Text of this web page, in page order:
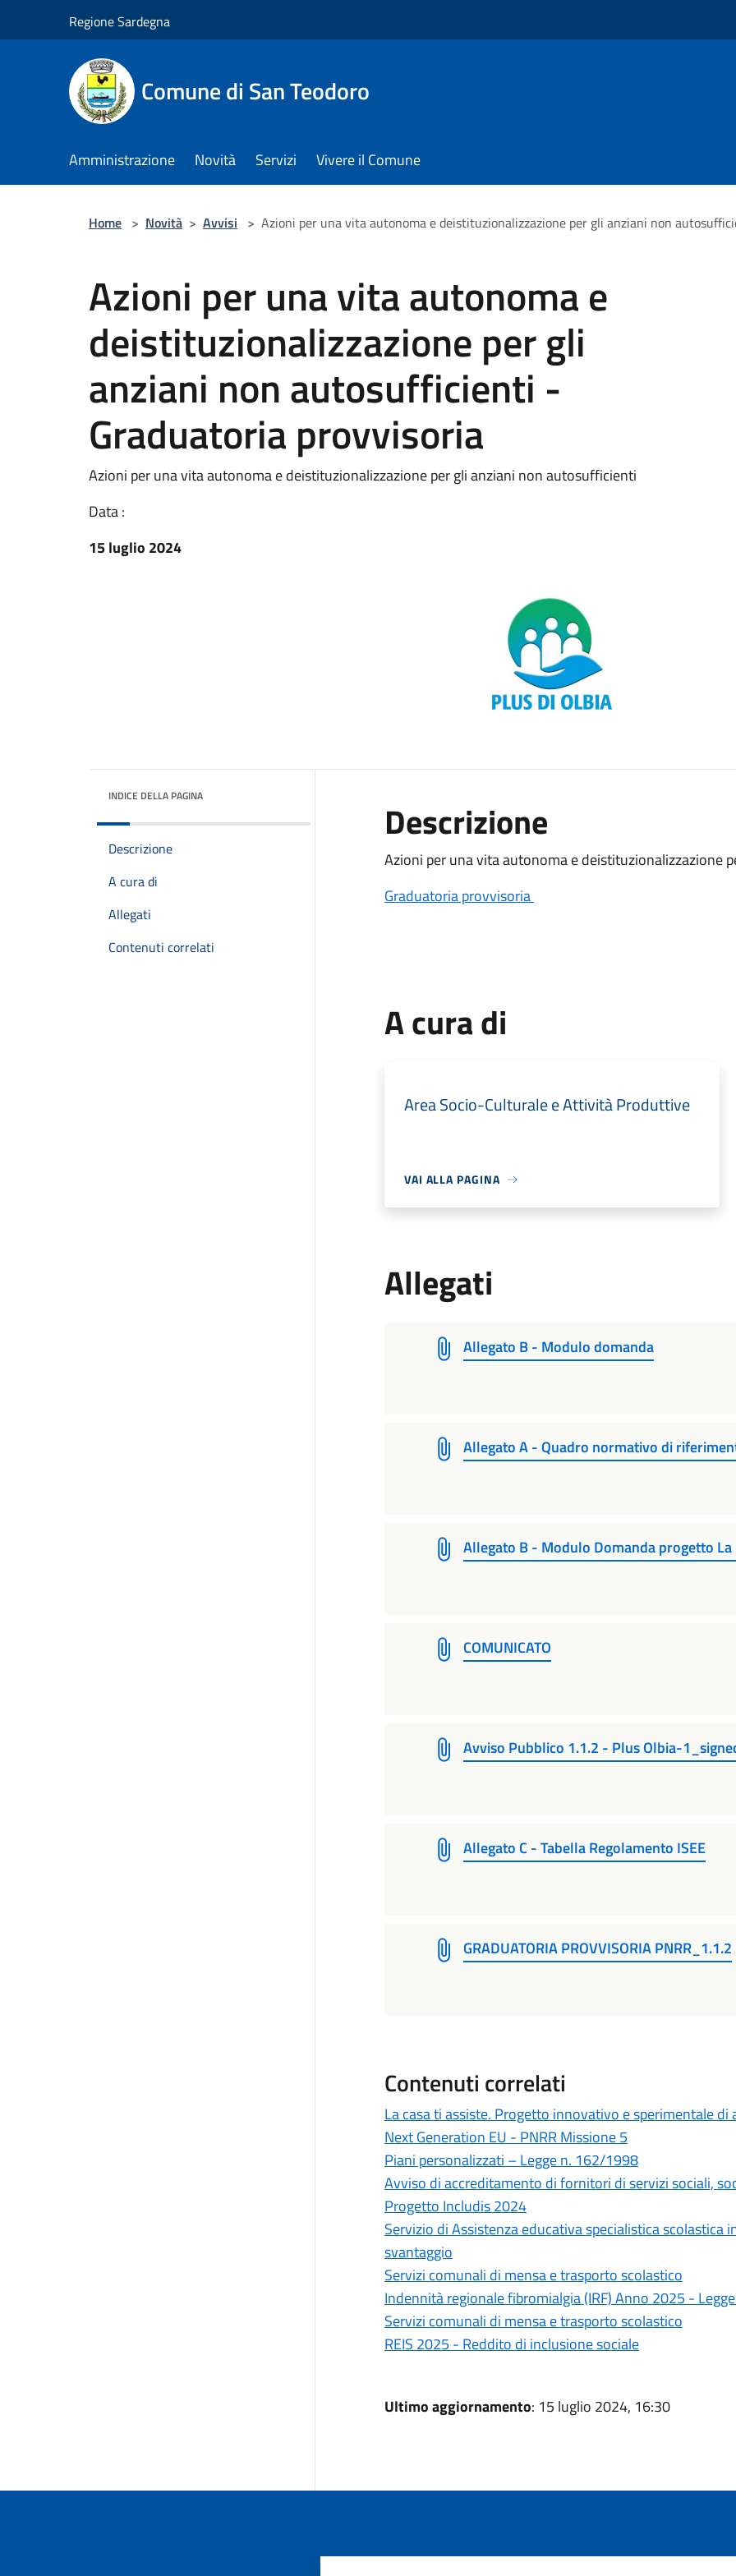
Regione Sardegna
Comune di San Teodoro
Amministrazione Novità Servizi Vivere il Comune
Home > Novità > Avvisi > Azioni per una vita autonoma e deistituzionalizzazione per gli anziani non
Azioni per una vita autonoma e
deistituzionalizzazione per gli
anziani non autosufficienti -
Graduatoria provvisoria
Azioni per una vita autonoma e deistituzionalizzazione per gli anziani non autosufficienti
Data :
15 luglio 2024
INDICE DELLA PAGINA
Descrizione
A cura di
Allegati
Contenuti correlati
Descrizione
Azioni per una vita autonoma e deistituzionalizzazione
Graduatoria provvisoria
A cura di
Area Socio-Culturale e Attività Produttive
VAI ALLA PAGINA
Allegati
Allegato B - Modulo domanda
Allegato A - Quadro normativo di
Allegato B - Modulo Domanda progetto La
COMUNICATO
Avviso Pubblico 1.1.2 - Plus Olbia-
Allegato C - Tabella Regolamento ISEE
GRADUATORIA PROVVISORIA PNRR_1.1.2
Contenuti correlati
La casa ti assiste. Progetto innovativo e sperimentale di
Next Generation EU - PNRR Missione 5
Piani personalizzati – Legge n. 162/1998
Avviso di accreditamento di fornitori di servizi sociali,
Progetto Includis 2024
Servizio di Assistenza educativa specialistica scolastica
svantaggio
Servizi comunali di mensa e trasporto scolastico
Indennità regionale fibromialgia (IRF) Anno 2025 -
Servizi comunali di mensa e trasporto scolastico
REIS 2025 - Reddito di inclusione sociale
Ultimo aggiornamento: 15 luglio 2024, 16:30